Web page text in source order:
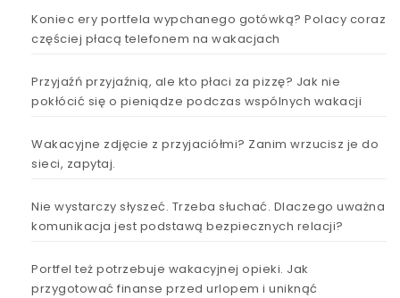
Koniec ery portfela wypchanego gotówką? Polacy coraz
częściej płacą telefonem na wakacjach
Przyjaźń przyjaźnią, ale kto płaci za pizzę? Jak nie
pokłócić się o pieniądze podczas wspólnych wakacji
Wakacyjne zdjęcie z przyjaciółmi? Zanim wrzucisz je do
sieci, zapytaj.
Nie wystarczy słyszeć. Trzeba słuchać. Dlaczego uważna
komunikacja jest podstawą bezpiecznych relacji?
Portfel też potrzebuje wakacyjnej opieki. Jak
przygotować finanse przed urlopem i uniknąć